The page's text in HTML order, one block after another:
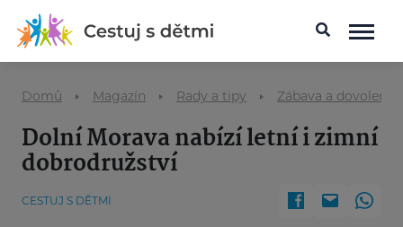
Domů Magazín Rady a tipy Zábava a dovolená
Dolní Morava nabízí letní i zimní
dobrodružství
CESTUJ S DĚTMI